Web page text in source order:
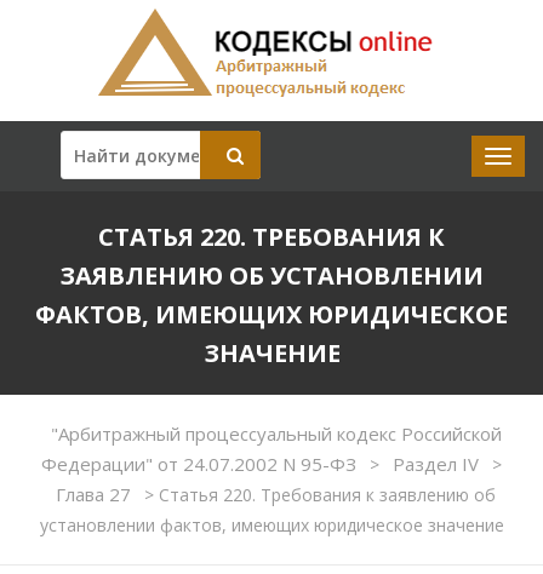
СТАТЬЯ 220. ТРЕБОВАНИЯ К
ЗАЯВЛЕНИЮ ОБ УСТАНОВЛЕНИИ
ФАКТОВ, ИМЕЮЩИХ ЮРИДИЧЕСКОЕ
ЗНАЧЕНИЕ
"Арбитражный процессуальный кодекс Российской
Федерации" от 24.07.2002 N 95-ФЗ
> Раздел IV >
Глава 27 > Статья 220. Требования к заявлению об
установлении фактов, имеющих юридическое значение